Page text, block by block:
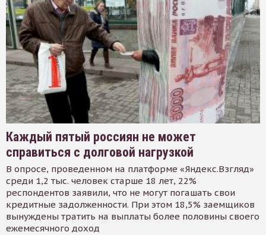
Каждый пятый россиян не может
справиться с долговой нагрузкой
В опросе, проведенном на платформе «Яндекс.Взгляд»
среди 1,2 тыс. человек старше 18 лет, 22%
респондентов заявили, что не могут погашать свои
кредитные задолженности. При этом 18,5% заемщиков
вынуждены тратить на выплаты более половины своего
ежемесячного доход